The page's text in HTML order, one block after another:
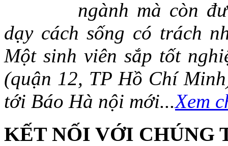
ngành mà còn
dạy cách sống có trách
Một sinh viên sắp tốt
(quận 12, TP Hồ Chí
tới Báo Hà nội mới...Xem
KẾT NỐI VỚI CHÚNG